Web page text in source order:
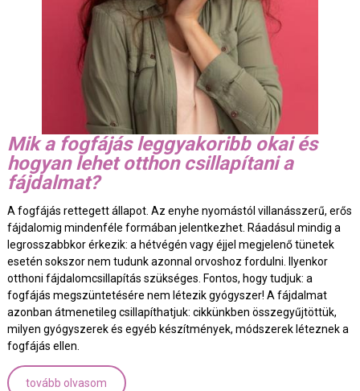
Mik a fogfájás leggyakoribb okai és
hogyan lehet otthon csillapítani a
fájdalmat?
A fogfájás rettegett állapot. Az enyhe nyomástól villanásszerű, erős
fájdalomig mindenféle formában jelentkezhet. Ráadásul mindig a
legrosszabbkor érkezik: a hétvégén vagy éjjel megjelenő tünetek
esetén sokszor nem tudunk azonnal orvoshoz fordulni. Ilyenkor
otthoni fájdalomcsillapítás szükséges. Fontos, hogy tudjuk: a
fogfájás megszüntetésére nem létezik gyógyszer! A fájdalmat
azonban átmenetileg csillapíthatjuk: cikkünkben összegyűjtöttük,
milyen gyógyszerek és egyéb készítmények, módszerek léteznek a
fogfájás ellen.
tovább olvasom